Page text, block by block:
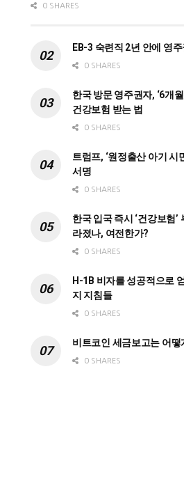
0 SHARES
EB-3 숙련직 2년 안에 영
0 SHARES
한국 방문 영주권자, ‘6개
건강보험 받는 법
0 SHARES
트럼프, ‘원정출산 아기 시
서명
0 SHARES
한국 입국 즉시 ‘건강보험
라졌나, 여전한가?
0 SHARES
H-1B 비자를 성공적으로
지 지침들
0 SHARES
비트코인 세금보고는 어떻
0 SHARES